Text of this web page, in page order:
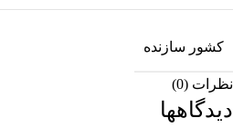
کشور سازنده
نظرات (0)
دیدگاهها